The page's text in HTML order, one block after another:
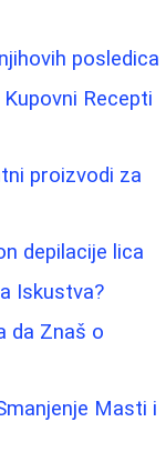
posledica
Recepti
proizvodi za
depilacije lica
Iskustva?
da Znaš o
Masti i